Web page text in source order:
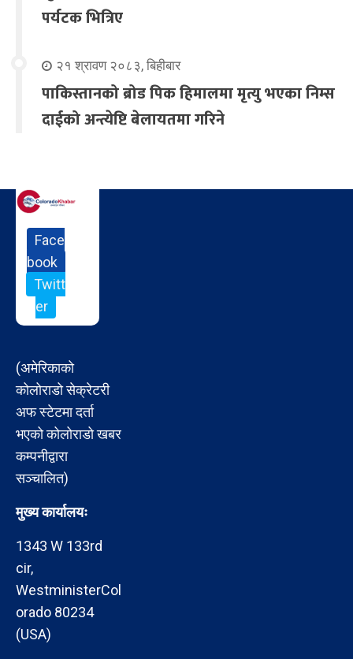
पर्यटक भित्रिए
२१ श्रावण २०८३, बिहीबार
पाकिस्तानको ब्रोड पिक हिमालमा मृत्यु भएका निम्स
दाईको अन्त्येष्टि बेलायतमा गरिने
Face
book
Twitt
er
(अमेरिकाको
कोलोराडो सेक्रेटरी
अफ स्टेटमा दर्ता
भएको कोलोराडो खबर
कम्पनीद्वारा
सञ्चालित)
मुख्य कार्यालयः
1343 W 133rd
cir,
WestministerCol
orado 80234
(USA)